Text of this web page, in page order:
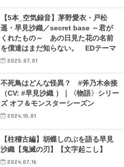
【5本_空気録音】茅野愛衣・戸松
遥・早見沙織／secret base ～君が
くれたもの～ あの日見た花の名前
を僕達はまだ知らない。 EDテーマ
2025.07.01
不死鳥はどんな怪異？ #斧乃木余接
（CV: #早見沙織 ）｜〈物語〉シリー
ズ オフ＆モンスターシーズン
2024.10.01
【柱稽古編】胡蝶しのぶを語る早見
沙織【鬼滅の刃】【文字起こし】
2024.07.16